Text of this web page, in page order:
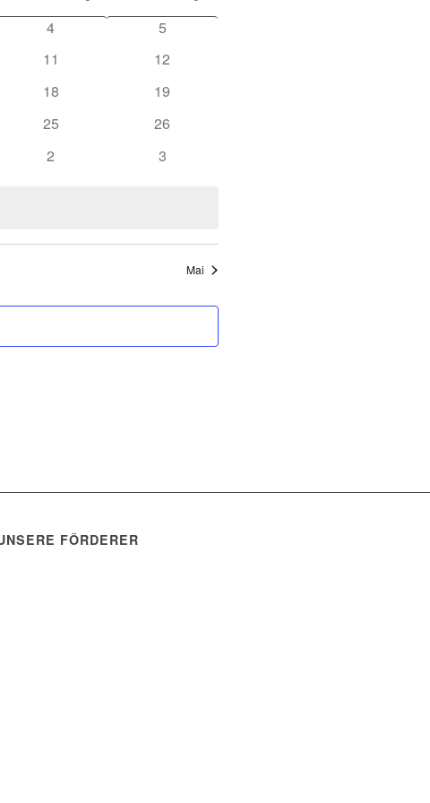
und
Ansichten,
Navigation
4
5
11
12
18
19
25
26
2 3
Mai
FÖRDERER